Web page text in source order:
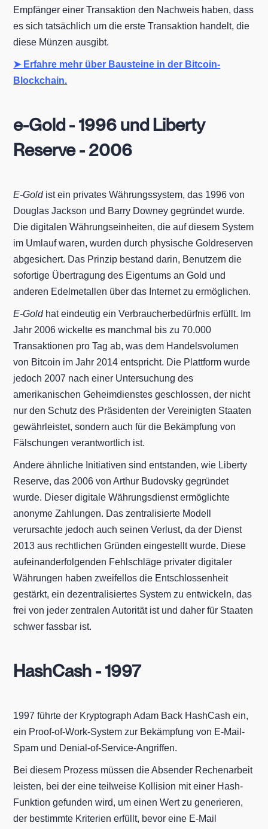
Empfänger einer Transaktion den Nachweis haben, dass
es sich tatsächlich um die erste Transaktion handelt, die
diese Münzen ausgibt.
➤ Erfahre mehr über Bausteine in der Bitcoin-
Blockchain.
e-Gold - 1996 und Liberty
Reserve - 2006
E-Goldist ein privates Währungssystem, das 1996 von
Douglas Jackson und Barry Downey gegründet wurde.
Die digitalen Währungseinheiten, die auf diesem System
im Umlauf waren, wurden durch physische Goldreserven
abgesichert. Das Prinzip bestand darin, Benutzern die
sofortige Übertragung des Eigentums an Gold und
anderen Edelmetallen über das Internet zu ermöglichen.
E-Goldhat eindeutig ein Verbraucherbedürfnis erfüllt. Im
Jahr 2006 wickelte es manchmal bis zu 70.000
Transaktionen pro Tag ab, was dem Handelsvolumen
von Bitcoin im Jahr 2014 entspricht. Die Plattform wurde
jedoch 2007 nach einer Untersuchung des
amerikanischen Geheimdienstes geschlossen, der nicht
nur den Schutz des Präsidenten der Vereinigten Staaten
gewährleistet, sondern auch für die Bekämpfung von
Fälschungen verantwortlich ist.
Andere ähnliche Initiativen sind entstanden, wie Liberty
Reserve, das 2006 von Arthur Budovsky gegründet
wurde. Dieser digitale Währungsdienst ermöglichte
anonyme Zahlungen. Das zentralisierte Modell
verursachte jedoch auch seinen Verlust, da der Dienst
2013 aus rechtlichen Gründen eingestellt wurde. Diese
aufeinanderfolgenden Fehlschläge privater digitaler
Währungen haben zweifellos die Entschlossenheit
gestärkt, ein dezentralisiertes System zu entwickeln, das
frei von jeder zentralen Autorität ist und daher für Staaten
schwer fassbar ist.
HashCash - 1997
1997 führte der Kryptograph Adam Back HashCash ein,
ein Proof-of-Work-System zur Bekämpfung von E-Mail-
Spam und Denial-of-Service-Angriffen.
Bei diesem Prozess müssen die Absender Rechenarbeit
leisten, bei der eine teilweise Kollision mit einer Hash-
Funktion gefunden wird, um einen Wert zu generieren,
der bestimmte Kriterien erfüllt, bevor eine E-Mail